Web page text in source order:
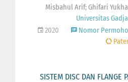
Misbahul Arif; Ghifari
Universitas
2020
Nomor
SISTEM DISC DAN FLANGE